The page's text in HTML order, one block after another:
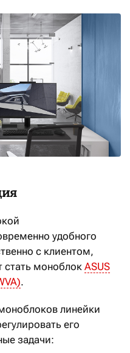
удобного
с клиентом,
моноблок ASUS
.
линейки
его
задачи: